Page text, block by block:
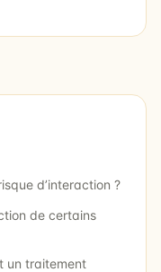
d’interaction ?
de certains
un traitement